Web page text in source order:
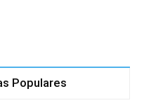
Populares